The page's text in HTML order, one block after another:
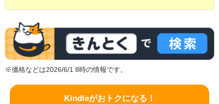
※価格などは2026/6/1 8時の情報です。
Kindleがおトクになる！